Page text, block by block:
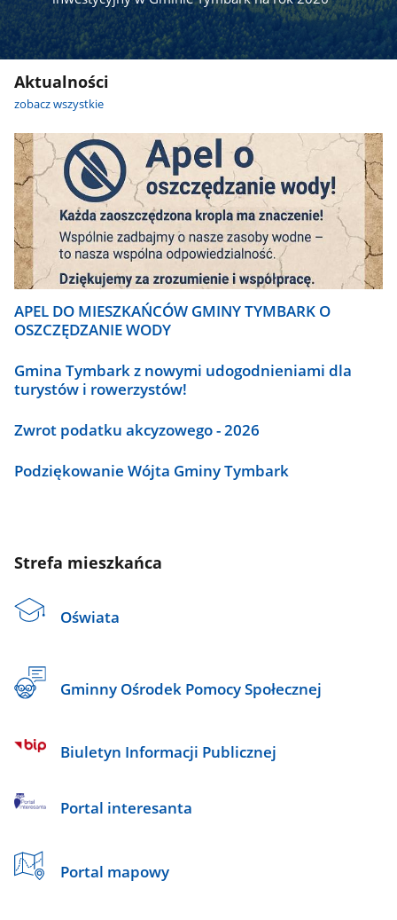
Aktualności
zobacz wszystkie
APEL DO MIESZKAŃCÓW GMINY TYMBARK O
OSZCZĘDZANIE WODY
Gmina Tymbark z nowymi udogodnieniami dla
turystów i rowerzystów!
Zwrot podatku akcyzowego - 2026
Podziękowanie Wójta Gminy Tymbark
Strefa mieszkańca
Oświata
Gminny Ośrodek Pomocy Społecznej
Biuletyn Informacji Publicznej
Portal interesanta
Portal mapowy